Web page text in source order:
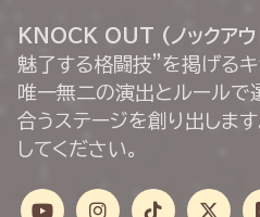
KNOCK OUT (ノックアウ
魅了する格闘技”を掲げるキ
唯一無二の演出とルールで
合うステージを創り出しま
してください。